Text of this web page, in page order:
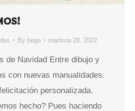
By bego martxoa 28, 2022
de Navidad Entre dibujo y
con nuevas manualidades.
personalizada.
hecho? Pues haciendo